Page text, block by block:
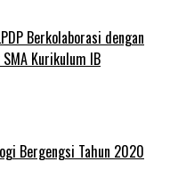
Berkolaborasi dengan
Kurikulum IB
Bergengsi Tahun 2020